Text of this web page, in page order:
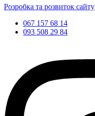
Розробка та розвиток сайту
067 157 68 14
093 508 29 84